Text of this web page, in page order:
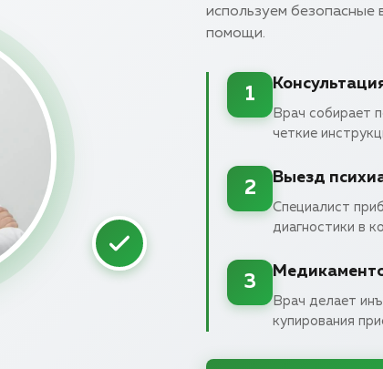
используем безопасные
помощи.
1
Врач собирает
четкие
2
Выезд
Специалист
диагностики в
3
Врач делает
купирования